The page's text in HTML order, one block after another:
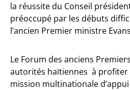
la réussite du Conseil
préoccupé par les débuts
l’ancien Premier ministre
Le Forum des anciens
autorités haïtiennes à profiter
mission multinationale